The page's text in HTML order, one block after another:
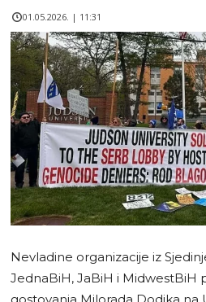
01.05.2026. | 11:31
Nevladine organizacije iz
JednaBiH, JaBiH i MidwestBiH